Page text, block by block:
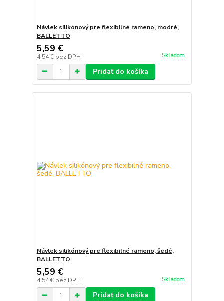
Návlek silikónový pre flexibilné rameno, modré,
BALLETTO
5,59 €
4,54 € bez DPH Skladom
Pridať do košíka
Návlek silikónový pre flexibilné rameno, šedé,
BALLETTO
5,59 €
4,54 € bez DPH Skladom
Pridať do košíka